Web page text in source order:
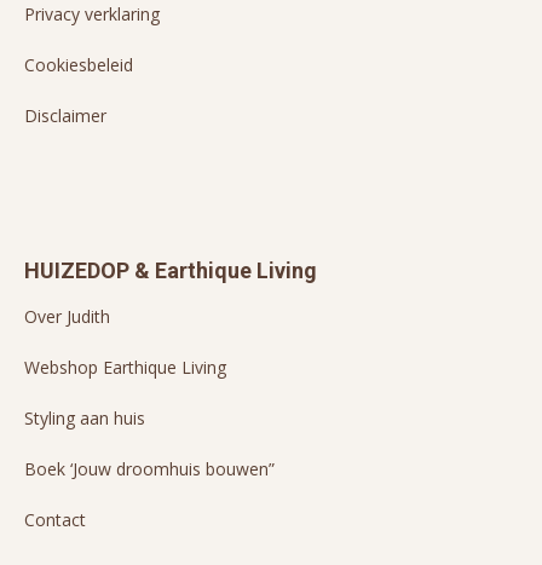
Privacy verklaring
Cookiesbeleid
Disclaimer
HUIZEDOP & Earthique Living
Over Judith
Webshop Earthique Living
Styling aan huis
Boek ‘Jouw droomhuis bouwen”
Contact